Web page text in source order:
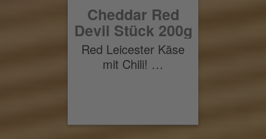
Cheddar Red
Devil Stück 200g
Red Leicester Käse
mit Chili! …